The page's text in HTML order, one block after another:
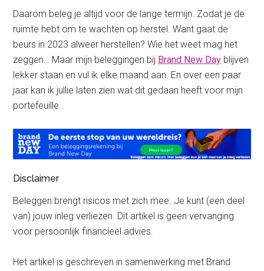
Daarom beleg je altijd voor de lange termijn. Zodat je de
ruimte hebt om te wachten op herstel. Want gaat de
beurs in 2023 alweer herstellen? Wie het weet mag het
zeggen… Maar mijn beleggingen bij Brand New Day blijven
lekker staan en vul ik elke maand aan. En over een paar
jaar kan ik jullie laten zien wat dit gedaan heeft voor mijn
portefeuille.
Disclaimer
Beleggen brengt risicos met zich mee. Je kunt (een deel
van) jouw inleg verliezen. Dit artikel is geen vervanging
voor persoonlijk financieel advies.
Het artikel is geschreven in samenwerking met Brand